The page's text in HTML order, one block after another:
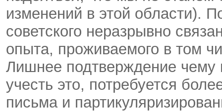
изменений в этой области).
советского неразрывно
опыта, проживаемого в том
Лишнее подтверждение чему
учесть это, потребуется
письма и